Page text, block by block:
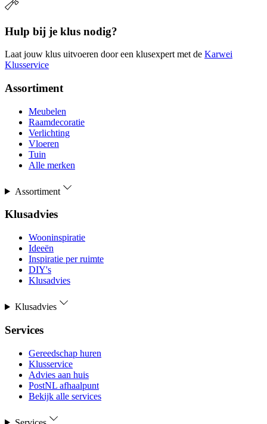
Hulp bij je klus nodig?
Laat jouw klus uitvoeren door een klusexpert met de Karwei
Klusservice
Assortiment
Meubelen
Raamdecoratie
Verlichting
Vloeren
Tuin
Alle merken
Assortiment
Klusadvies
Wooninspiratie
Ideeën
Inspiratie per ruimte
DIY's
Klusadvies
Klusadvies
Services
Gereedschap huren
Klusservice
Advies aan huis
PostNL afhaalpunt
Bekijk alle services